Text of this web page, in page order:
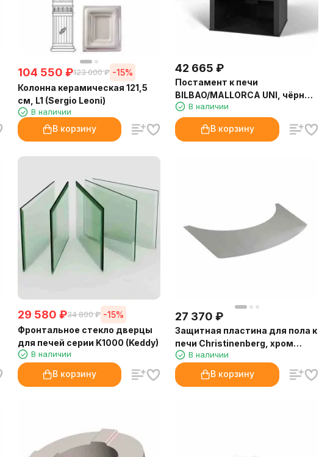
104 550 ₽123 000 ₽ -15%
Колонна керамическая 121,5
см, L1 (Sergio Leoni)
В наличии
В корзину
42 665 ₽
Постамент к печи
BILBAO/MALLORCA UNI, чёрный
(Thorma)
В наличии
В корзину
29 580 ₽34 800 ₽ -15%
Фронтальное стекло дверцы
для печей серии K1000 (Keddy)
В наличии
В корзину
27 370 ₽
Защитная пластина для пола к
печи Christinenberg, хром
(Keddy)
В наличии
В корзину